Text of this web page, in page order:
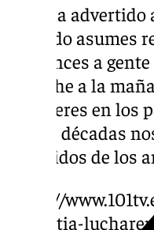
Pero ha
«cuando asumes
convences a
la noche a la
los líderes en los
tantas décadas
preferidos de los
https://
amnistia-